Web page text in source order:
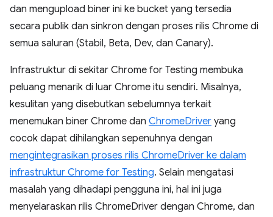
dan mengupload biner ini ke bucket yang tersedia
secara publik dan sinkron dengan proses rilis Chrome di
semua saluran (Stabil, Beta, Dev, dan Canary).
Infrastruktur di sekitar Chrome for Testing membuka
peluang menarik di luar Chrome itu sendiri. Misalnya,
kesulitan yang disebutkan sebelumnya terkait
menemukan biner Chrome dan ChromeDriver yang
cocok dapat dihilangkan sepenuhnya dengan
mengintegrasikan proses rilis ChromeDriver ke dalam
infrastruktur Chrome for Testing. Selain mengatasi
masalah yang dihadapi pengguna ini, hal ini juga
menyelaraskan rilis ChromeDriver dengan Chrome, dan